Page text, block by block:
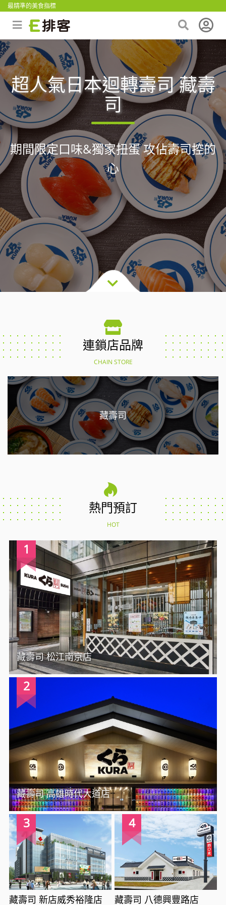
最精準的美食指標
超人氣日本迴轉壽司 藏壽
司
期間限定口味&獨家扭蛋 攻佔壽司控的
心
連鎖店品牌
CHAIN STORE
藏壽司
熱門預訂
HOT
1
藏壽司 松江南京店
2
藏壽司 高雄時代大道店
3
藏壽司 新店威秀裕隆店
4
藏壽司 八德興豐路店